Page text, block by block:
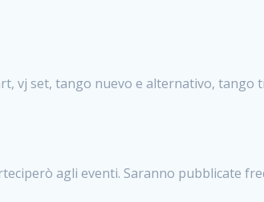
vj set, tango nuevo e alternativo, tango
agli eventi. Saranno pubblicate